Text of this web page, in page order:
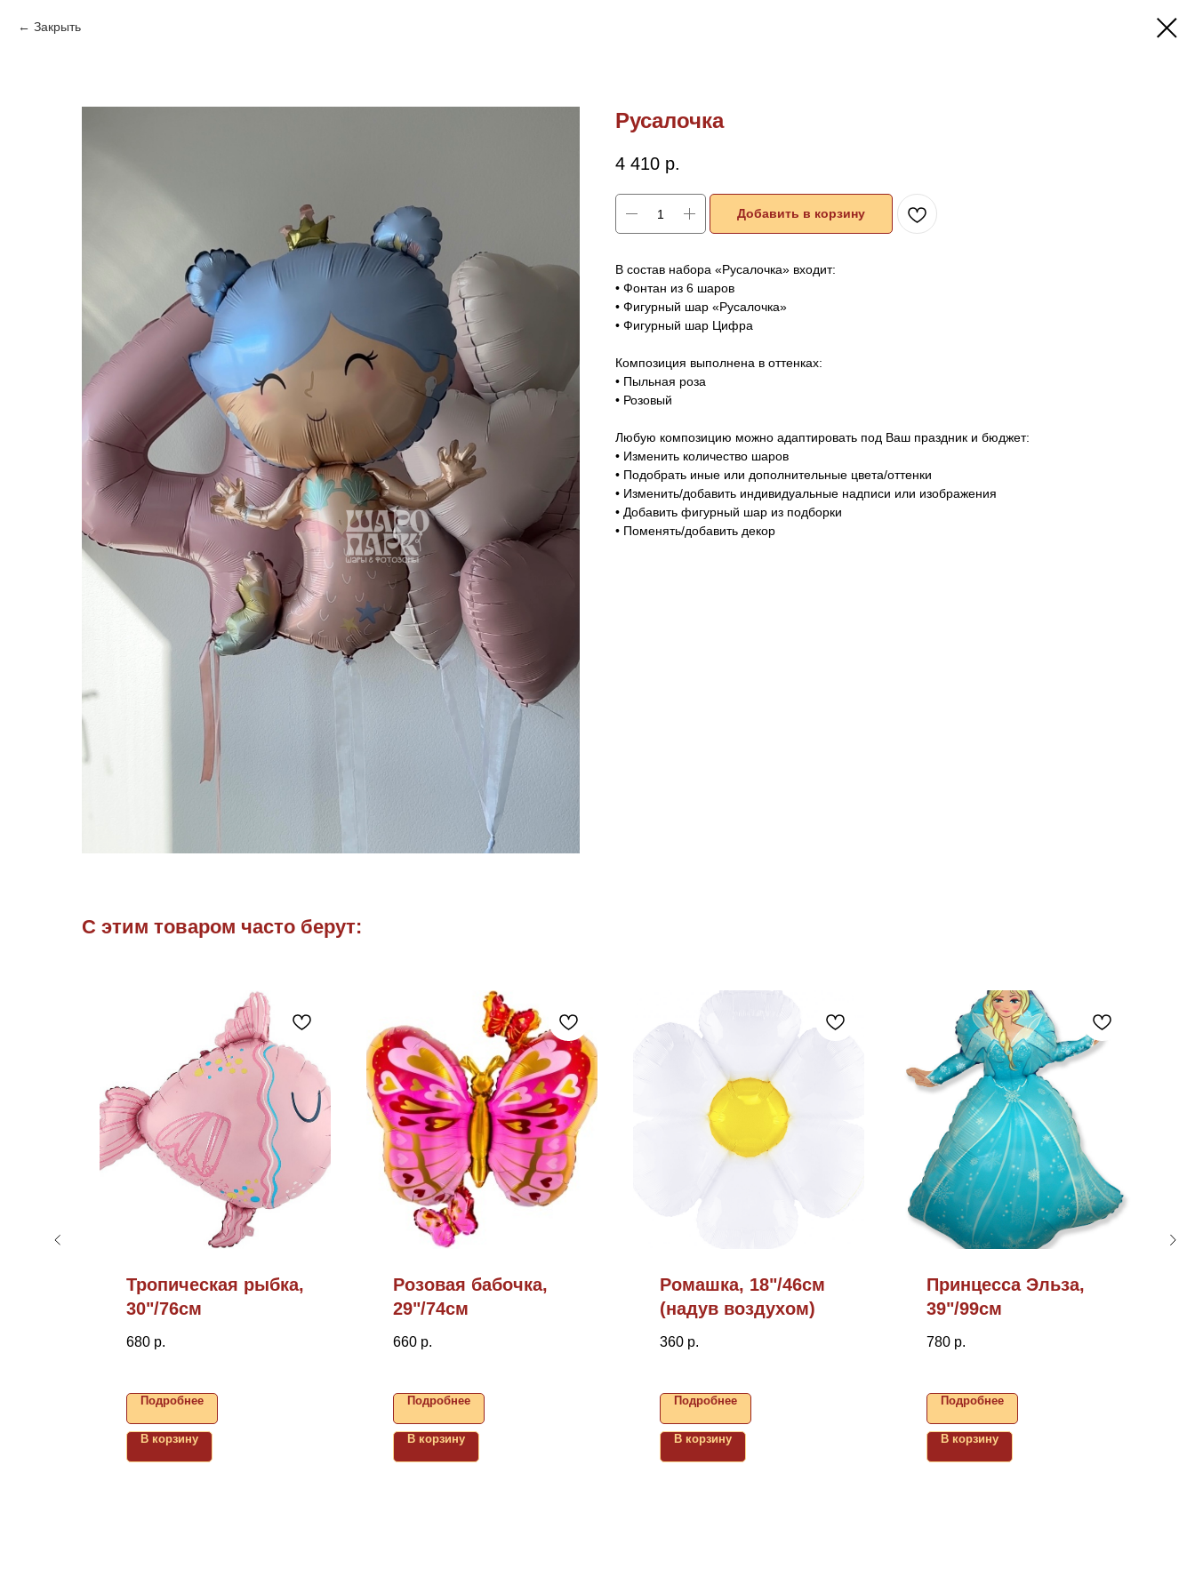
Закрыть
Русалочка
4 410 р.
Добавить в корзину
В состав набора «Русалочка» входит:
• Фонтан из 6 шаров
• Фигурный шар «Русалочка»
• Фигурный шар Цифра
Композиция выполнена в оттенках:
• Пыльная роза
• Розовый
Любую композицию можно адаптировать под Ваш праздник и бюджет:
• Изменить количество шаров
• Подобрать иные или дополнительные цвета/оттенки
• Изменить/добавить индивидуальные надписи или изображения
• Добавить фигурный шар из подборки
• Поменять/добавить декор
С этим товаром часто берут:
Тропическая рыбка,
30"/76см
680 р.
Подробнее
В корзину
Розовая бабочка,
29"/74см
660 р.
Подробнее
В корзину
Ромашка, 18"/46см
(надув воздухом)
360 р.
Подробнее
В корзину
Принцесса Эльза,
39"/99см
780 р.
Подробнее
В корзину